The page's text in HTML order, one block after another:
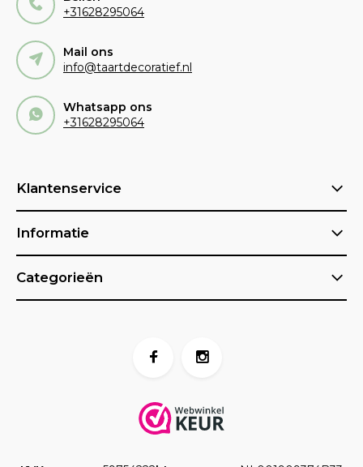
+31628295064
Mail ons
info@taartdecoratief.nl
Whatsapp ons
+31628295064
Klantenservice
Informatie
Categorieën